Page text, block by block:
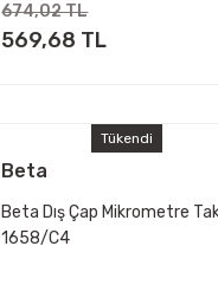
674,02 TL
569,68 TL
Tükendi
Beta
Beta Dış Çap Mikrometre
1658/C4